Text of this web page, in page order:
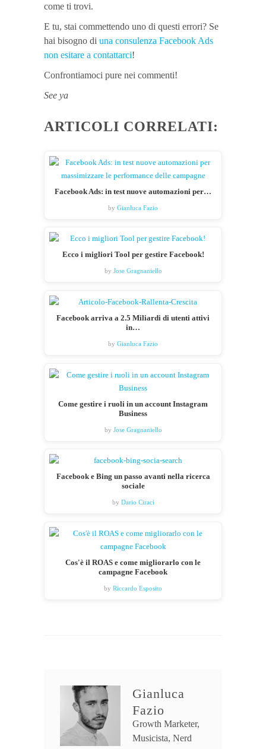
come ti trovi.
E tu, stai commettendo uno di questi errori? Se
hai bisogno di una consulenza Facebook Ads
non esitare a contattarci!
Confrontiamoci pure nei commenti!
See ya
ARTICOLI CORRELATI:
Facebook Ads: in test nuove automazioni per…
by Gianluca Fazio
Ecco i migliori Tool per gestire Facebook!
by Jose Gragnaniello
Facebook arriva a 2.5 Miliardi di utenti attivi
in…
by Gianluca Fazio
Come gestire i ruoli in un account Instagram
Business
by Jose Gragnaniello
Facebook e Bing un passo avanti nella ricerca
sociale
by Dario Ciracì
Cos'è il ROAS e come migliorarlo con le
campagne Facebook
by Riccardo Esposito
Gianluca
Fazio
Growth Marketer,
Musicista, Nerd